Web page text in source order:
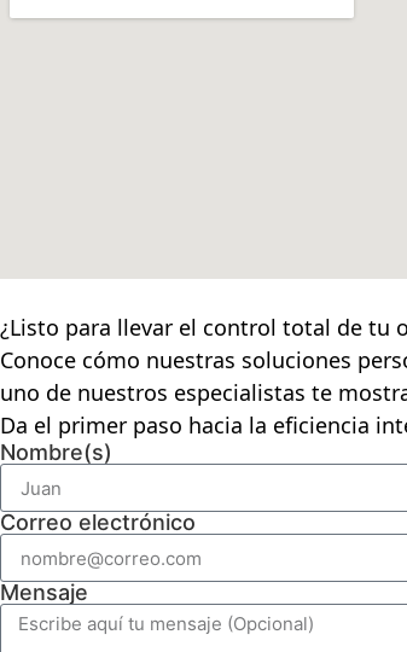
¿Listo para llevar el control total de tu
Conoce cómo nuestras soluciones
uno de nuestros especialistas te
Da el primer paso hacia la eficiencia
Nombre(s)
Correo electrónico
Mensaje